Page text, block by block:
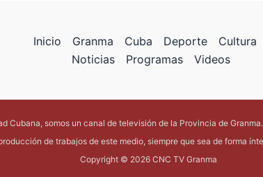
Inicio Granma Cuba Deporte
Cultura
Noticias
Programas Videos
Cubana, somos un canal de televisión de la Provincia de
de trabajos de este medio, siempre que sea de forma
Copyright © 2026 CNC TV Granma